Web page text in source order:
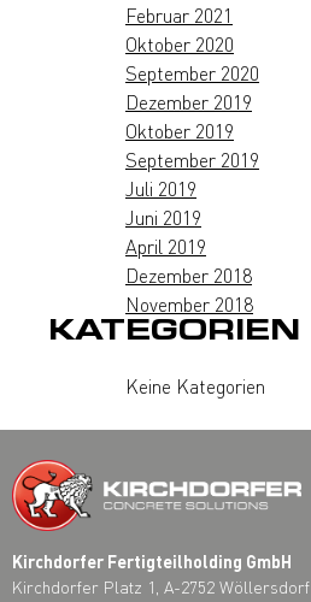
Februar 2021
Oktober 2020
September 2020
Dezember 2019
Oktober 2019
September 2019
Juli 2019
Juni 2019
April 2019
Dezember 2018
November 2018
KATEGORIEN
Keine Kategorien
Kirchdorfer Fertigteilholding GmbH
Kirchdorfer Platz 1, A-2752 Wöllersdorf